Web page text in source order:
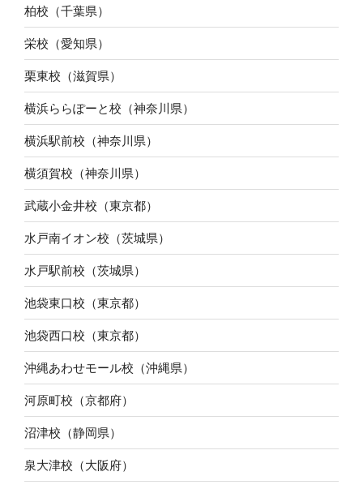
柏校（千葉県）
栄校（愛知県）
栗東校（滋賀県）
横浜ららぽーと校（神奈川県）
横浜駅前校（神奈川県）
横須賀校（神奈川県）
武蔵小金井校（東京都）
水戸南イオン校（茨城県）
水戸駅前校（茨城県）
池袋東口校（東京都）
池袋西口校（東京都）
沖縄あわせモール校（沖縄県）
河原町校（京都府）
沼津校（静岡県）
泉大津校（大阪府）